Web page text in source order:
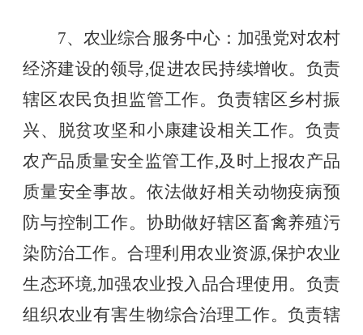
7、农业综合服务中心：加强党对农村
经济建设的领导,促进农民持续增收。负责
辖区农民负担监管工作。负责辖区乡村振
兴、脱贫攻坚和小康建设相关工作。负责
农产品质量安全监管工作,及时上报农产品
质量安全事故。依法做好相关动物疫病预
防与控制工作。协助做好辖区畜禽养殖污
染防治工作。合理利用农业资源,保护农业
生态环境,加强农业投入品合理使用。负责
组织农业有害生物综合治理工作。负责辖